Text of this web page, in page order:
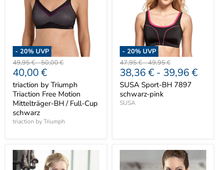
- 20% UVP
Ursprünglicher
Preis
49,95 €-Ursprünglicher
Preis
50,00 €
Aktueller
Preis
40,00 €
triaction by Triumph
Triaction Free Motion
Mittelträger-BH / Full-Cup
schwarz
triaction by Triumph
- 20% UVP
Ursprünglicher
Preis
47,95 €-Ursprünglicher
Preis
49,95 €
38,36 € - 39,96 €
SUSA Sport-BH 7897
schwarz-pink
SUSA